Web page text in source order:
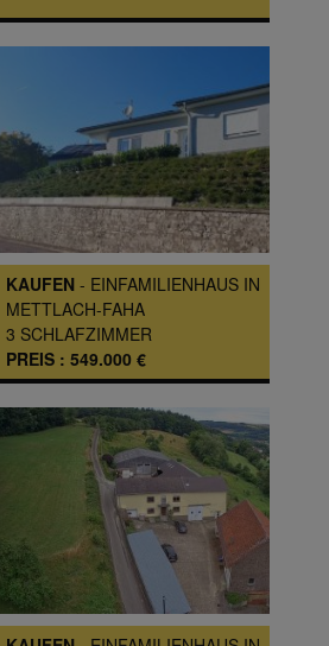
KAUFEN - EINFAMILIENHAUS IN
METTLACH-FAHA
3 SCHLAFZIMMER
PREIS : 549.000 €